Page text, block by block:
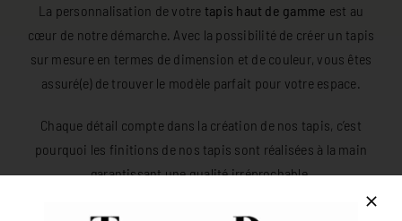
La personnalisation de votre tapis haut de gamme est au
cœur de notre démarche. Avec la possibilité de créer un tapis
sur mesure en termes de dimension et de couleur, vous êtes
assuré(e) de trouver le modèle parfait pour votre espace.
Chaque détail compte dans la création de nos tapis, c’est
pourquoi les finitions de nos tapis sont réalisées à la main
garantissant une qualité irréprochable.